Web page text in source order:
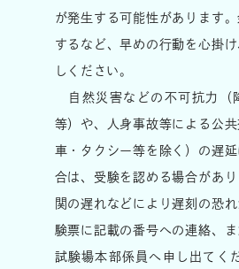
が発生する可能性があります
するなど、早めの行動を心掛
しください。
自然災害などの不可抗力（
等）や、人身事故等による公
車・タクシー等を除く）の遅
合は、受験を認める場合があ
関の遅れなどにより遅刻の恐
験票に記載の番号への連絡、
試験場本部係員へ申し出てく